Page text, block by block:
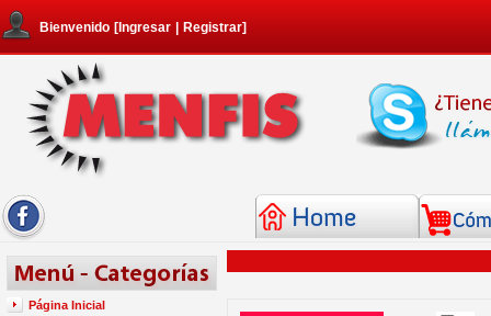
Bienvenido [ Ingresar Registrar]
Página Inicial